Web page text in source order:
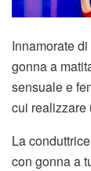
Innamorate
gonna a
sensuale e
cui realizzare
La
con gonna a